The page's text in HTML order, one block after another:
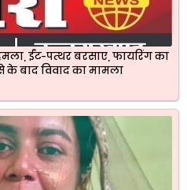
ईंट-पत्थर बरसाए, फायरिंग का
बाद विवाद का मामला